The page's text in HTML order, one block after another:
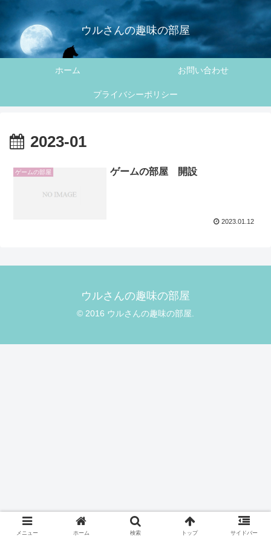
ウルさんの趣味の部屋
ホーム お問い合わせ
プライバシーポリシー
2023-01
ゲームの部屋 ゲームの部屋 開設
2023.01.12
ウルさんの趣味の部屋
© 2016 ウルさんの趣味の部屋.
メニュー ホーム 検索 トップ サイドバー